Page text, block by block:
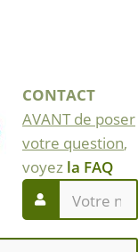
CONTACT
AVANT de poser
votre question,
voyez la FAQ